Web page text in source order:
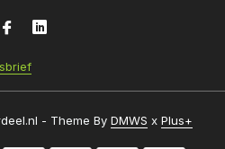
- Theme By DMWS x Plus+